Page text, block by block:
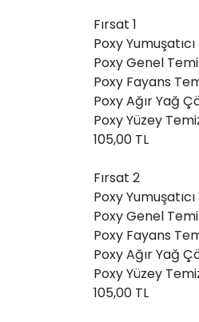
Fırsat 1
Poxy
Poxy Genel
Poxy Fayans
Poxy Ağır Yağ
Poxy Yüzey
105,00 TL
Fırsat 2
Poxy
Poxy Genel
Poxy Fayans
Poxy Ağır Yağ
Poxy Yüzey
105,00 TL